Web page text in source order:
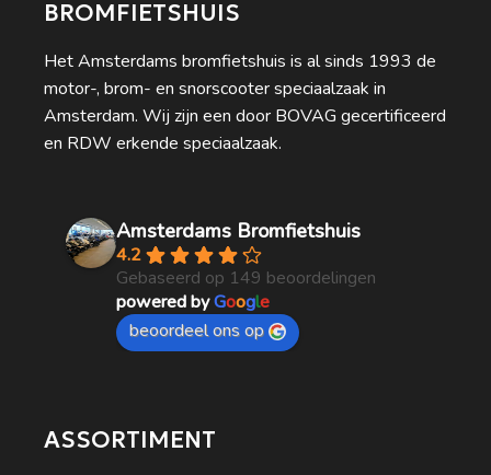
BROMFIETSHUIS
Het Amsterdams bromfietshuis is al sinds 1993 de
motor-, brom- en snorscooter speciaalzaak in
Amsterdam. Wij zijn een door BOVAG gecertificeerd
en RDW erkende speciaalzaak.
Amsterdams Bromfietshuis
4.2
Gebaseerd op 149 beoordelingen
powered byGoogle
beoordeel ons op
ASSORTIMENT